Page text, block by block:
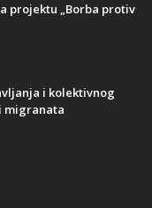
projektu „Borba protiv
i kolektivnog
migranata